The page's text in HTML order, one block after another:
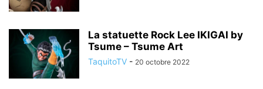
La statuette Rock Lee IKIGAI by
Tsume – Tsume Art
TaquitoTV - 20 octobre 2022